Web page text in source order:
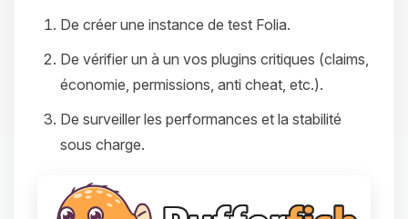
De créer une instance de test Folia.
De vérifier un à un vos plugins critiques (claims,
économie, permissions, anti cheat, etc.).
De surveiller les performances et la stabilité
sous charge.